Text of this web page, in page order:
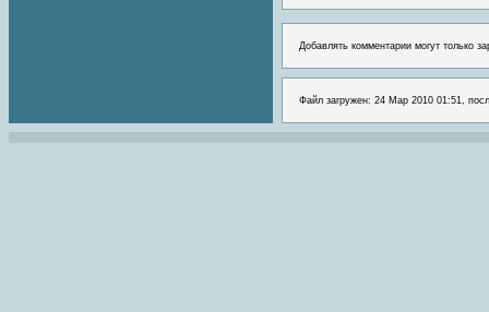
Добавлять комментарии могут только
Файл загружен: 24 Мар 2010 01:51,